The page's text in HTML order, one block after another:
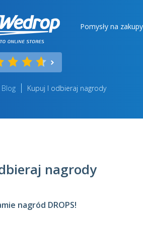
Pomysły na
Blog Kupuj I odbieraj nagrody
nagrody
nagród DROPS!